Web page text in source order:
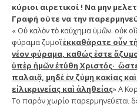
κύριοι αιρετικοί ! Να μην
Γραφή ούτε να την
« Οὐ καλὸν τὸ καύχημα ὑμῶν. οὐκ
φύραμα ζυμοῖ;ἐκκαθάρατε οὖν
νέον φύραμα, καθώς ἐστε
ὑπὲρ ἡμῶν ἐτύθη Χριστός·
παλαιᾷ, μηδὲ ἐν ζύμῃ κακίας
εἰλικρινείας καὶ ἀληθείας» Α
Το παρόν χωρίο παρερμηνεύεται